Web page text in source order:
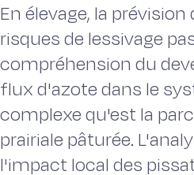
En élevage, la prévision
risques de lessivage
compréhension du
flux d'azote dans le
complexe qu'est la
prairiale pâturée.
l'impact local des